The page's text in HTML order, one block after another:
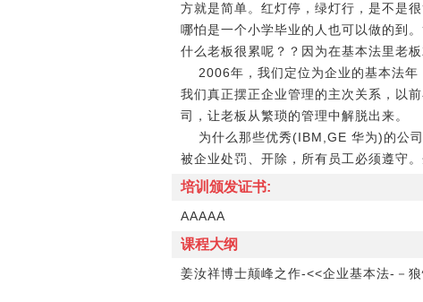
方就是简单。红灯停，绿灯行，是不是
哪怕是一个小学毕业的人也可以做的到
什么老板很累呢？？因为在基本法里老
2006年，我们定位为企业的基本法年
我们真正摆正企业管理的主次关系，以
司，让老板从繁琐的管理中解脱出来。
为什么那些优秀(IBM,GE 华为)的公司
被企业处罚、开除，所有员工必须遵守
培训颁发证书:
AAAAA
课程大纲
姜汝祥博士颠峰之作-<<企业基本法-－